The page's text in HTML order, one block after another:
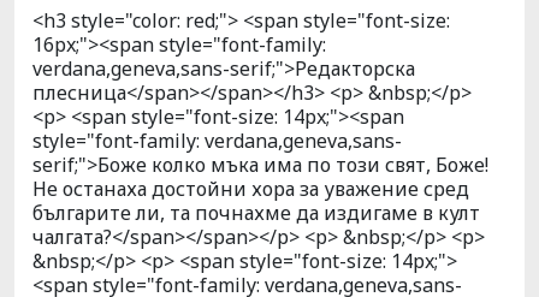
<h3 style="color: red;"> <span style="font-size:
16px;"><span style="font-family:
verdana,geneva,sans-serif;">Редакторска
плесница</span></span></h3> <p> &nbsp;</p>
<p> <span style="font-size: 14px;"><span
style="font-family: verdana,geneva,sans-
serif;">Боже колко мъка има по този свят, Боже!
Не останаха достойни хора за уважение сред
българите ли, та почнахме да издигаме в култ
чалгата?</span></span></p> <p> &nbsp;</p> <p>
&nbsp;</p> <p> <span style="font-size: 14px;">
<span style="font-family: verdana,geneva,sans-